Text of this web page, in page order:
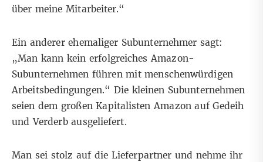
über meine Mitarbeiter.“
Ein anderer ehemaliger Subunternehmer sagt:
„Man kann kein erfolgreiches Amazon-
Subunternehmen führen mit menschenwürdigen
Arbeitsbedingungen.“ Die kleinen Subunternehmen
seien dem großen Kapitalisten Amazon auf Gedeih
und Verderb ausgeliefert.
Man sei stolz auf die Lieferpartner und nehme ihr